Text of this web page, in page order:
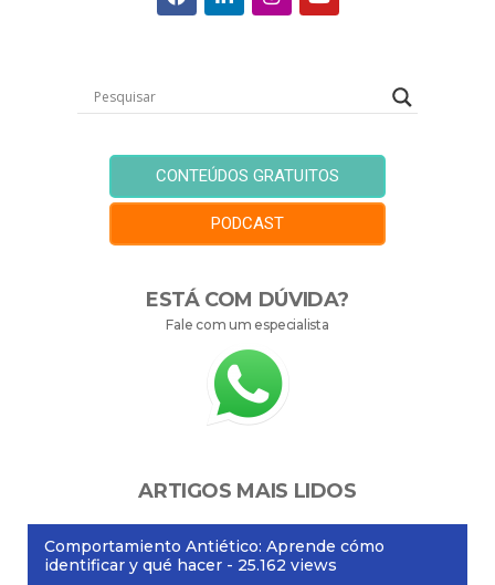
CONTEÚDOS GRATUITOS
PODCAST
ESTÁ COM DÚVIDA?
Fale com um especialista
ARTIGOS MAIS LIDOS
Comportamiento Antiético: Aprende cómo
identificar y qué hacer - 25.162 views